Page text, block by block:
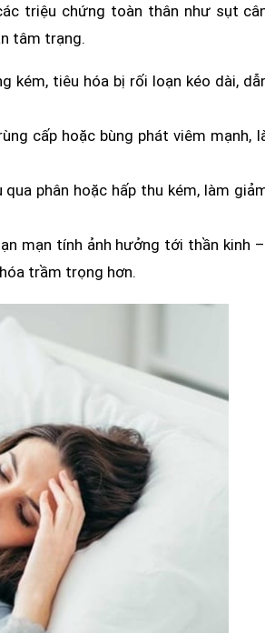
triệu chứng toàn thân như sụt
tâm trạng.
kém, tiêu hóa bị rối loạn kéo dài,
cấp hoặc bùng phát viêm mạnh,
phân hoặc hấp thu kém, làm
mạn tính ảnh hưởng tới thần kinh
trầm trọng hơn.